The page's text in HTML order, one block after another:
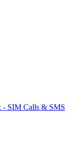
- SIM Calls & SMS